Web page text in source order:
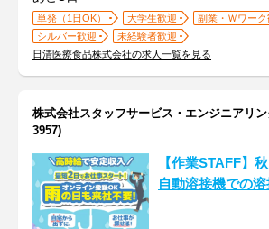
単発（1日OK） 大学生歓迎
副業・Ｗワーク
シルバー歓迎
未経験者歓迎
日清医療食品株式会社の求人一覧を見る
株式会社スタッフサービス・エンジニアリ
3957)
【作業STAFF】
自動溶接機での